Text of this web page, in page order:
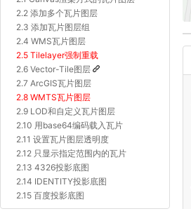
2.2 添加多个瓦片图层
2.3 添加瓦片图层组
2.4 WMS瓦片图层
2.5 Tilelayer强制重载
2.6 Vector-Tile图层
2.7 ArcGIS瓦片图层
2.8 WMTS瓦片图层
2.9 LOD和自定义瓦片图层
2.10 用base64编码载入瓦片
2.11 设置瓦片图层透明度
2.12 只显示指定范围内的瓦片
2.13 4326投影底图
2.14 IDENTITY投影底图
2.15 百度投影底图
2.16 Proj4js自定义投影底图